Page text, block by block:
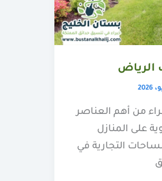
الرياض
من أهم العناصر
على المنازل
التجارية في